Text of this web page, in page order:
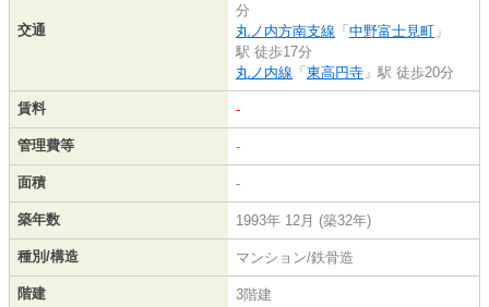
交通
分
丸ノ内方南支線 「 中野富士見町 」
駅 徒歩17分
丸ノ内線 「 東高円寺 」駅 徒歩20分
賃料 -
管理費等 -
面積 -
築年数 1993年 12月 (築32年)
種別/構造 マンション/鉄骨造
階建 3階建